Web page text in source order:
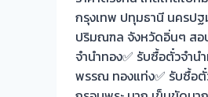
มือ
จี้
กรุงเทพ ปทุมธานี นครป
ปริมณฑล จังหวัดอิ่นๆ สอ
จำนำทอง✅ รับซื้อตั๋วจำน
พรรณ ทองแท่ง✅ รับซื้อตั๋